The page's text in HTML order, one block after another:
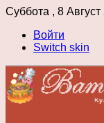
Суббота , 8 Август
Войти
Switch skin